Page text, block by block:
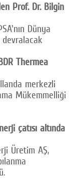
Prof. Dr. Bilgin
Dünya
Thermea
merkezli
Mükemmelliği
çatısı altında
Üretim AŞ,